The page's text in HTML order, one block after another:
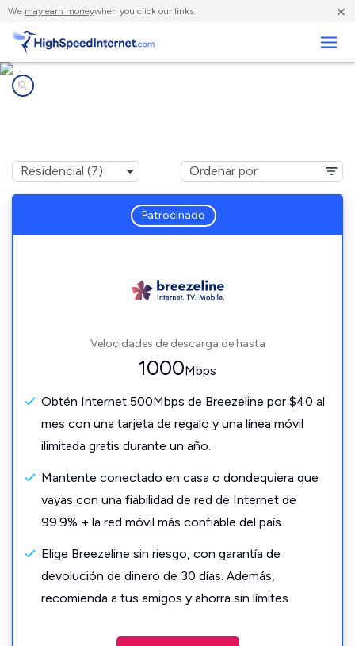
We may earn moneywhen you click our links. ×
Patrocinado
Velocidades de descarga de hasta
1000Mbps
Obtén Internet 500Mbps de Breezeline por $40 al
mes con una tarjeta de regalo y una línea móvil
ilimitada gratis durante un año.
Mantente conectado en casa o dondequiera que
vayas con una fiabilidad de red de Internet de
99.9% + la red móvil más confiable del país.
Elige Breezeline sin riesgo, con garantía de
devolución de dinero de 30 días. Además,
recomienda a tus amigos y ahorra sin límites.